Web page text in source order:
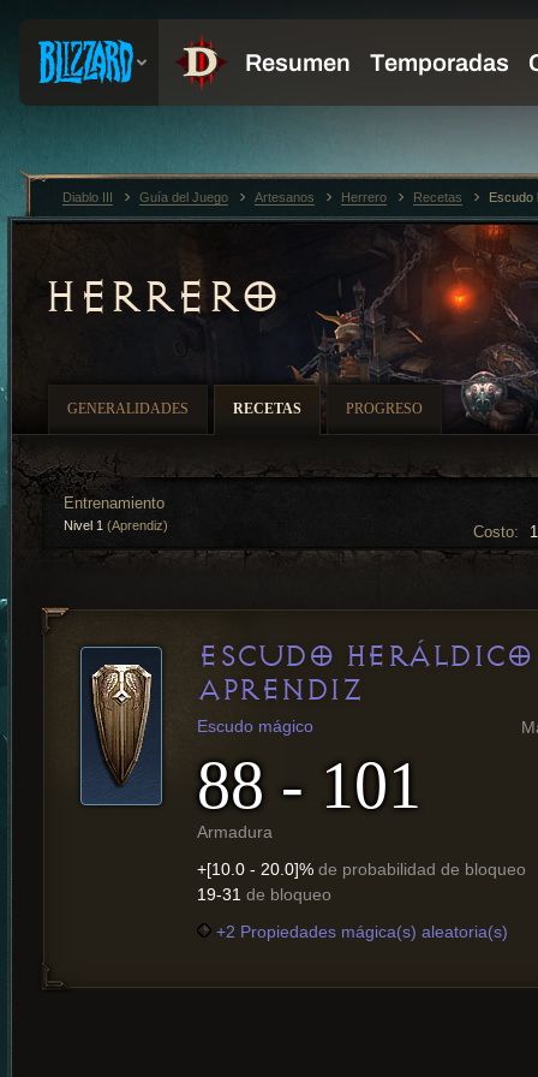
HERRERO
GENERALIDADES RECETAS PROGRESO
Costo:
Entrenamiento
Nivel 1 (Aprendiz)
ESCUDO
APRENDIZ
Escudo mágico
88 - 101
Armadura
+[10.0 - 20.0]% de probabilidad de bloqueo
19-31 de bloqueo
+2 Propiedades mágica(s) aleatoria(s)
Diablo III Guía del Juego Artesanos Herrero Recetas Escudo